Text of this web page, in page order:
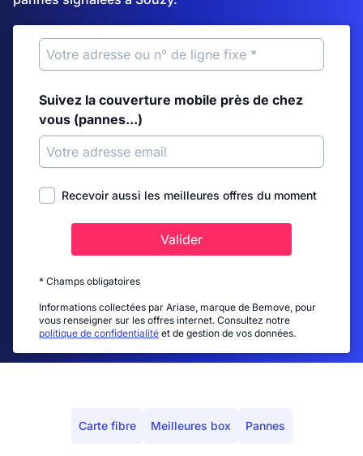
Suivez la couverture mobile près de chez
vous (pannes...)
Recevoir aussi les meilleures offres du moment
Valider
* Champs obligatoires
Informations collectées par Ariase, marque de Bemove, pour
vous renseigner sur les offres internet. Consultez notre
politique de confidentialité et de gestion de vos données.
Carte fibre Meilleures box Pannes